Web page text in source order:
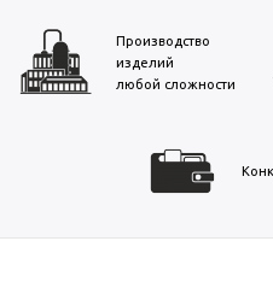
Производство
изделий
любой сложности